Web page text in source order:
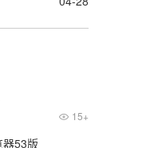
15+
53版